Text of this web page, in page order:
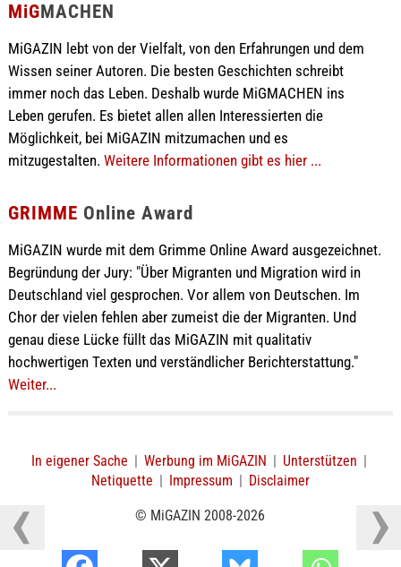
MiGMACHEN
MiGAZIN lebt von der Vielfalt, von den Erfahrungen und dem
Wissen seiner Autoren. Die besten Geschichten schreibt
immer noch das Leben. Deshalb wurde MiGMACHEN ins
Leben gerufen. Es bietet allen allen Interessierten die
Möglichkeit, bei MiGAZIN mitzumachen und es
mitzugestalten. Weitere Informationen gibt es hier ...
GRIMME Online Award
MiGAZIN wurde mit dem Grimme Online Award ausgezeichnet.
Begründung der Jury: "Über Migranten und Migration wird in
Deutschland viel gesprochen. Vor allem von Deutschen. Im
Chor der vielen fehlen aber zumeist die der Migranten. Und
genau diese Lücke füllt das MiGAZIN mit qualitativ
hochwertigen Texten und verständlicher Berichterstattung."
Weiter...
In eigener Sache Werbung im MiGAZIN Unterstützen
Netiquette
Impressum Disclaimer
© MiGAZIN 2008-2026